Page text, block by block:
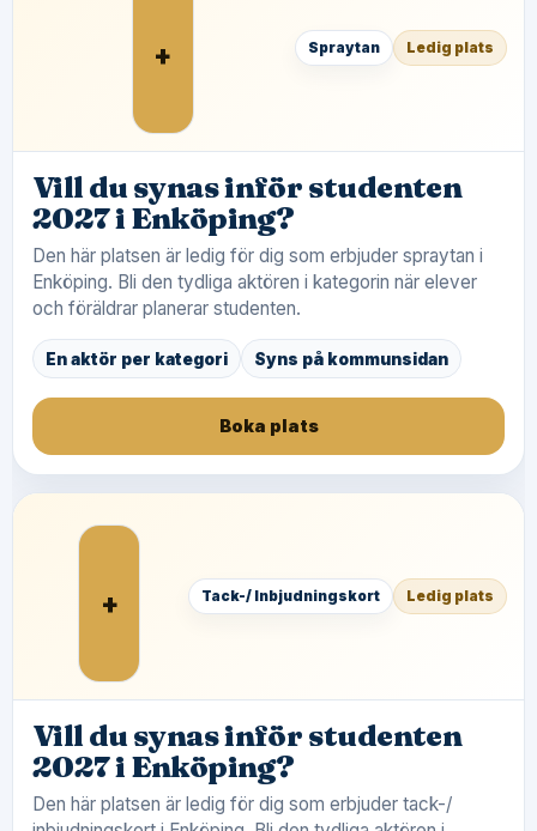
+ Spraytan Ledig plats
Vill du synas inför studenten
2027 i Enköping?
Den här platsen är ledig för dig som erbjuder spraytan i
Enköping. Bli den tydliga aktören i kategorin när elever
och föräldrar planerar studenten.
En aktör per kategori Syns på kommunsidan
Boka plats
+ Tack-/ Inbjudningskort Ledig plats
Vill du synas inför studenten
2027 i Enköping?
Den här platsen är ledig för dig som erbjuder tack-/